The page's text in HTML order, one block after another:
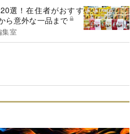
選！在住者がおすす
ら意外な一品まで
室